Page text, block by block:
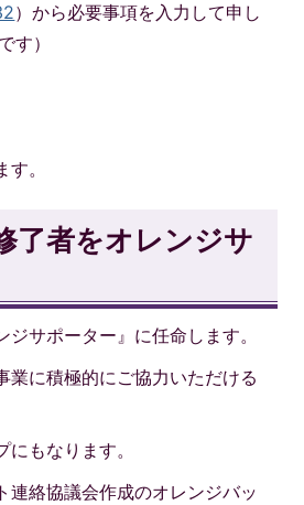
）から必要事項を入力して申し
す）
。
了者をオレンジサ
サポーター』に任命します。
業に積極的にご協力いただける
もなります。
連絡協議会作成のオレンジバッ